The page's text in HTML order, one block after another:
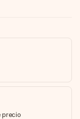
precio